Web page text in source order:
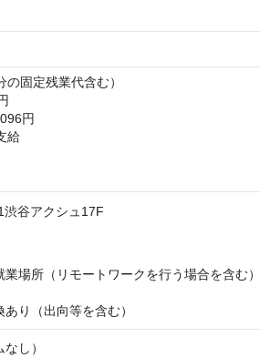
固定残業代含む）
円
給
谷アクシュ17F
場所（リモートワークを行う場合を含む）
り（出向等を含む）
し）